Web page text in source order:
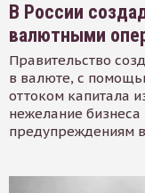
В России
валютными
Правительство
в валюте, с
оттоком капитала
нежелание
предупреждениям